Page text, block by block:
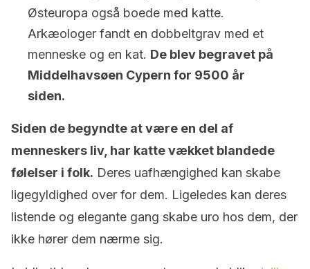
Østeuropa også boede med katte.
Arkæologer fandt en dobbeltgrav med et
menneske og en kat. De blev begravet på
Middelhavsøen Cypern for 9500 år
siden.
Siden de begyndte at være en del af
menneskers liv, har katte vækket blandede
følelser i folk. Deres uafhængighed kan skabe
ligegyldighed over for dem. Ligeledes kan deres
listende og elegante gang skabe uro hos dem, der
ikke hører dem nærme sig.